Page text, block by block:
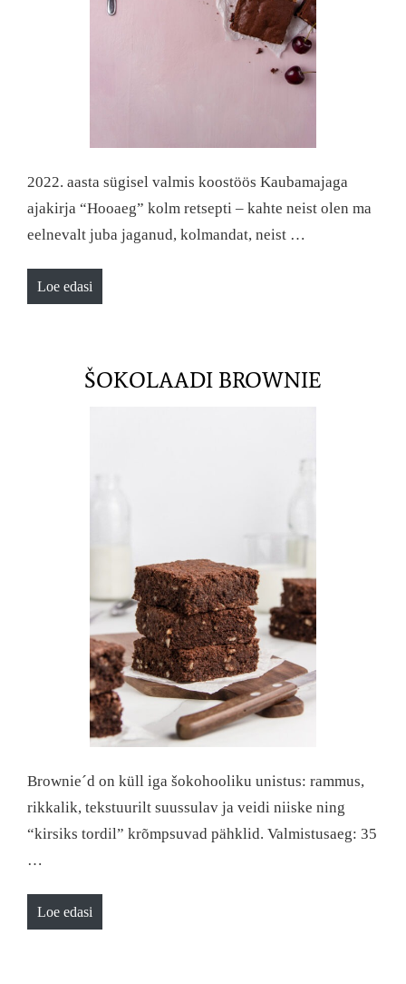
2022. aasta sügisel valmis koostöös Kaubamajaga
ajakirja “Hooaeg” kolm retsepti – kahte neist olen ma
eelnevalt juba jaganud, kolmandat, neist …
Loe edasi
ŠOKOLAADI BROWNIE
Brownie´d on küll iga šokohooliku unistus: rammus,
rikkalik, tekstuurilt suussulav ja veidi niiske ning
“kirsiks tordil” krõmpsuvad pähklid. Valmistusaeg: 35
…
Loe edasi